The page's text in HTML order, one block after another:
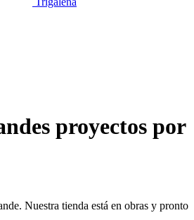
proyectos por
Nuestra tienda está en obras y pronto